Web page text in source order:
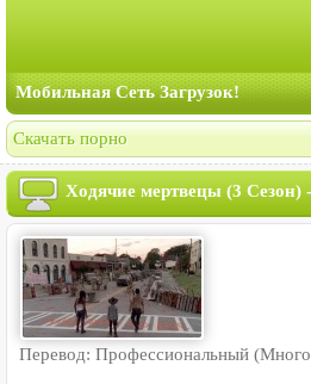
Мобильная Сеть Загрузок!
Скачать порно
Ходячие мертвецы (3 Сезон)
Перевод: Профессиональный